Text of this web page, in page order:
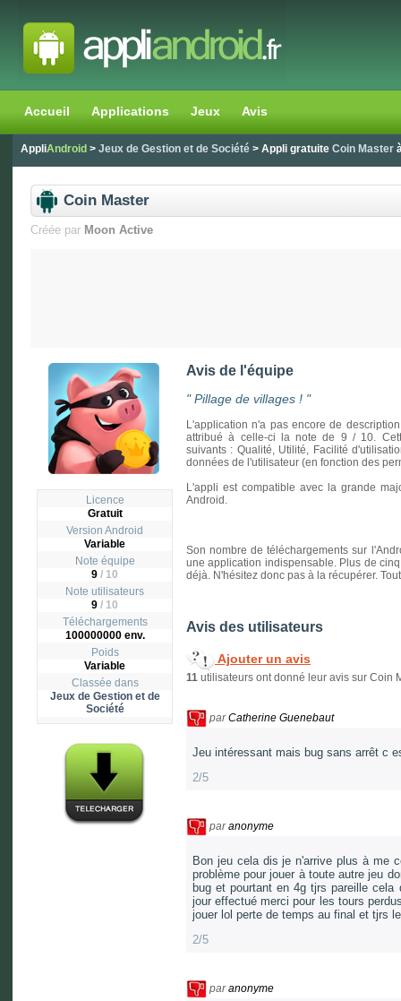
Accueil Applications Jeux Avis
AppliAndroid > Jeux de Gestion et de Société > Appli gratuite Coin Master
Coin Master
Créée par Moon Active
Licence
Gratuit
Version Android
Variable
Note équipe
9 / 10
Note utilisateurs
9 / 10
Téléchargements
100000000 env.
Poids
Variable
Classée dans
Jeux de Gestion et de
Société
Avis de l'équipe
"Pillage de villages ! "
L'application n'a pas encore de
attribué à celle-ci la note de 9 / 10.
suivants : Qualité, Utilité, Facilité
données de l'utilisateur (en fonction des
L'appli est compatible avec la grande
Android.
Son nombre de téléchargements sur
une application indispensable. Plus de
déjà. N'hésitez donc pas à la récupérer.
Avis des utilisateurs
Ajouter un avis
11 utilisateurs ont donné leur avis sur Coin
parCatherine Guenebaut
Jeu intéressant mais bug sans arrêt c
2/5
paranonyme
Bon jeu cela dis je n'arrive plus à me
problème pour jouer à toute autre jeu
bug et pourtant en 4g tjrs pareille
jour effectué merci pour les tours
jouer lol perte de temps au final et tjrs
2/5
paranonyme